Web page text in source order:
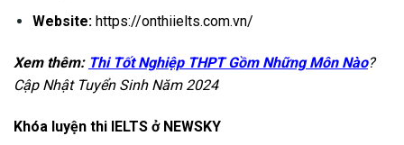
Website:https://onthiielts.com.vn/
Xem thêm: Thi Tốt Nghiệp THPT Gồm Những Môn Nào?
Cập Nhật Tuyển Sinh Năm 2024
Khóa luyện thi IELTS ở NEWSKY